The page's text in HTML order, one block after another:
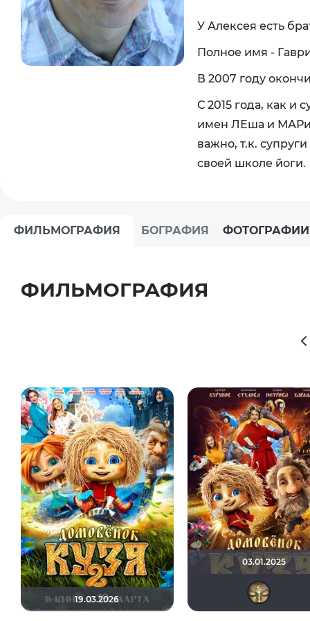
У Алексея есть
Полное имя -
В 2007 году
С 2015 года, как и
имен ЛЕша и
важно, т.к.
своей школе йоги.
ФИЛЬМОГРАФИЯ БОГРАФИЯ ФОТОГРАФИИ
ФИЛЬМОГРАФИЯ
19.03.2026
03.01.2025